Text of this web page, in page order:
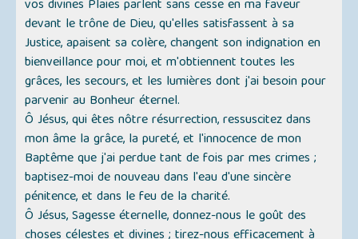
vos divines Plaies parlent sans cesse en ma faveur
devant le trône de Dieu, qu'elles satisfassent à sa
Justice, apaisent sa colère, changent son indignation en
bienveillance pour moi, et m'obtiennent toutes les
grâces, les secours, et les lumières dont j'ai besoin pour
parvenir au Bonheur éternel.
Ô Jésus, qui êtes nôtre résurrection, ressuscitez dans
mon âme la grâce, la pureté, et l'innocence de mon
Baptême que j'ai perdue tant de fois par mes crimes ;
baptisez-moi de nouveau dans l'eau d'une sincère
pénitence, et dans le feu de la charité.
Ô Jésus, Sagesse éternelle, donnez-nous le goût des